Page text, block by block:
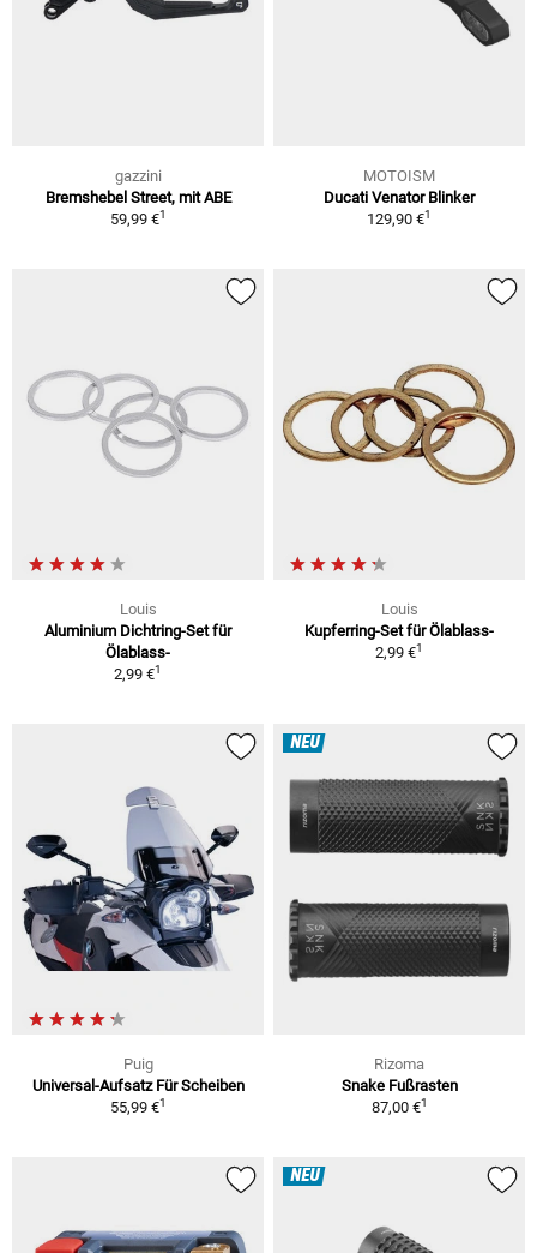
gazzini
Bremshebel Street, mit ABE
59,99 €1
MOTOISM
Ducati Venator Blinker
129,90 €1
Louis
Aluminium Dichtring-Set für
Ölablass-
2,99 €1
Louis
Kupferring-Set für Ölablass-
2,99 €1
Puig
Universal-Aufsatz Für Scheiben
55,99 €1
NEU
Rizoma
Snake Fußrasten
87,00 €1
NEU